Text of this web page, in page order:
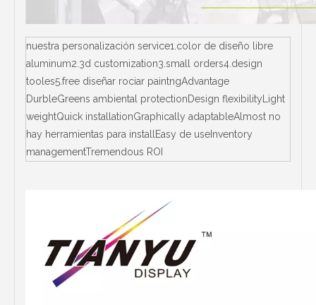
nuestra personalización service1.color de diseño libre
aluminum2.3d customization3.small orders4.design
tooles5.free diseñar rociar paintngAdvantage
DurbleGreens ambiental protectionDesign flexibilityLight
weightQuick installationGraphically adaptableAlmost no
hay herramientas para installEasy de useInventory
managementTremendous ROI